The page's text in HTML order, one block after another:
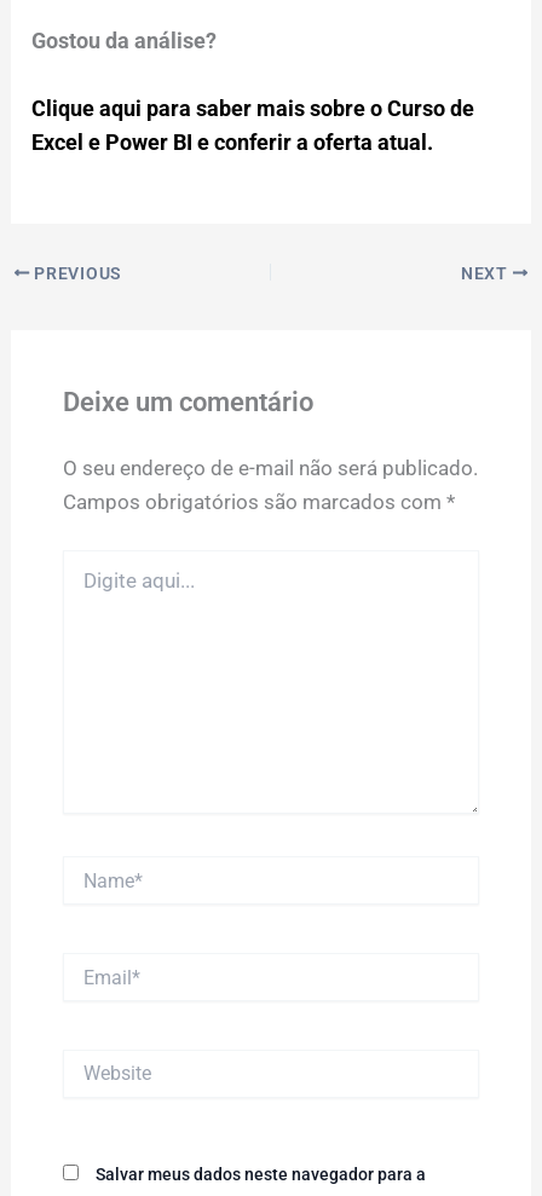
Gostou da análise?
Clique aqui para saber mais sobre o Curso de
Excel e Power BI e conferir a oferta atual.
PREVIOUS NEXT
Deixe um comentário
O seu endereço de e-mail não será publicado.
Campos obrigatórios são marcados com *
aqui...
Salvar meus dados neste navegador para a